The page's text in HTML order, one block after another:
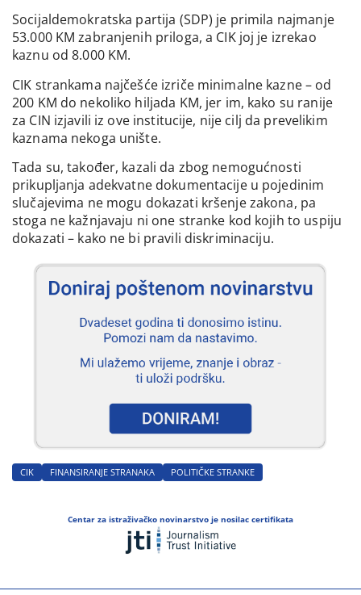
Socijaldemokratska partija (SDP) je primila najmanje
53.000 KM zabranjenih priloga, a CIK joj je izrekao
kaznu od 8.000 KM.
CIK strankama najčešće izriče minimalne kazne – od
200 KM do nekoliko hiljada KM, jer im, kako su ranije
za CIN izjavili iz ove institucije, nije cilj da prevelikim
kaznama nekoga unište.
Tada su, također, kazali da zbog nemogućnosti
prikupljanja adekvatne dokumentacije u pojedinim
slučajevima ne mogu dokazati kršenje zakona, pa
stoga ne kažnjavaju ni one stranke kod kojih to uspiju
dokazati – kako ne bi pravili diskriminaciju.
CIK FINANSIRANJE STRANAKA POLITIČKE STRANKE
Centar za istraživačko novinarstvo je nosilac certifikata